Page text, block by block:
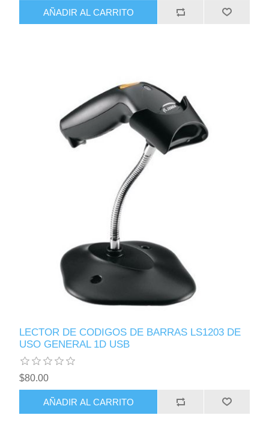
AÑADIR AL CARRITO
LECTOR DE CODIGOS DE BARRAS LS1203 DE
USO GENERAL 1D USB
$80.00
AÑADIR AL CARRITO